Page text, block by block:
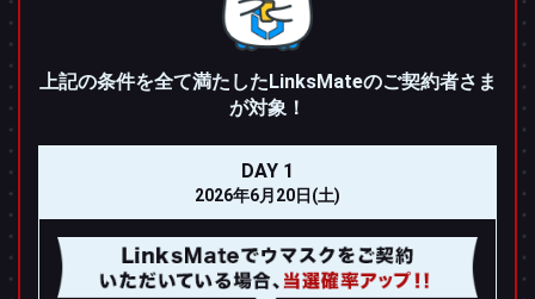
上記の条件を全て満たしたLinksMateのご契約者さま
が対象！
DAY 1
2026年6月20日(土)